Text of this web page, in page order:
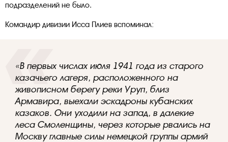
подразделений не было.
Командир дивизии Исса Плиев вспоминал:
«В первых числах июля 1941 года из старого
казачьего лагеря, расположенного на
живописном берегу реки Уруп, близ
Армавира, выехали эскадроны кубанских
казаков. Они уходили на запад, в далекие
леса Смоленщины, через которые рвались на
Москву главные силы немецкой группы армий